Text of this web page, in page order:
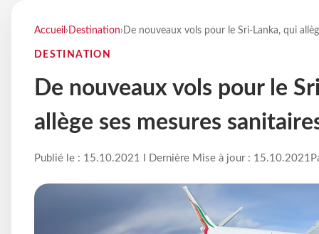
Accueil › Destination› De nouveaux vols pour le Sri-Lanka, qui
DESTINATION
De nouveaux vols pour le
allège ses mesures
Publié le : 15.10.2021 I Dernière Mise à jour : 15.10.2021